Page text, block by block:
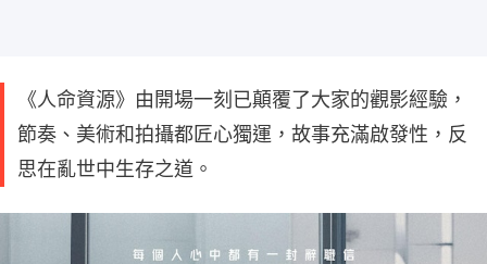
《人命資源》由開場一刻已顛覆了大家的觀影經驗，
節奏、美術和拍攝都匠心獨運，故事充滿啟發性，反
思在亂世中生存之道。